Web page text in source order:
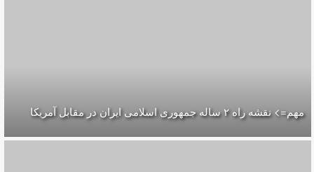
نقشه راه ۲ ساله جمهوری اسلامی ایران در مقابل آمریکا